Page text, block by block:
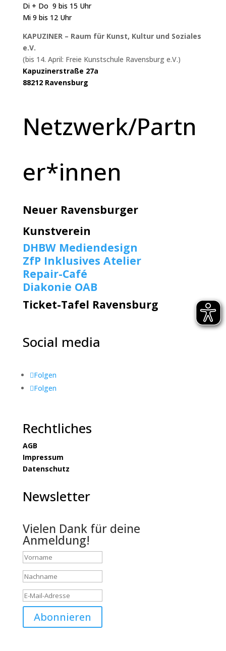
Di + Do 9 bis 15 Uhr
Mi 9 bis 12 Uhr
KAPUZINER – Raum für Kunst, Kultur und Soziales
e.V.
(bis 14. April: Freie Kunstschule Ravensburg e.V.)
Kapuzinerstraße 27a
88212 Ravensburg
Netzwerk/Partn
er*innen
Neuer Ravensburger
Kunstverein
DHBW Mediendesign
ZfP Inklusives Atelier
Repair-Café
Diakonie OAB
Ticket-Tafel Ravensburg
Social media
Folgen
Folgen
Rechtliches
AGB
Impressum
Datenschutz
Newsletter
Vielen Dank für deine
Anmeldung!
Abonnieren